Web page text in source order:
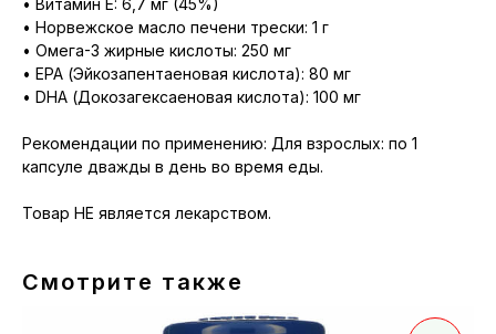
• Витамин E: 6,7 мг (45%)
• Норвежское масло печени трески: 1 г
• Омега-3 жирные кислоты: 250 мг
• EPA (Эйкозапентаеновая кислота): 80 мг
• DHA (Докозагексаеновая кислота): 100 мг
Рекомендации по применению: Для взрослых: по 1
капсуле дважды в день во время еды.
Товар НЕ является лекарством.
Смотрите также